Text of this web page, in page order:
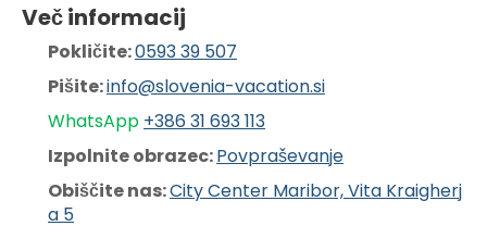
Več informacij
Pokličite: 0593 39 507
Pišite: info@slovenia-vacation.si
WhatsApp +386 31 693 113
Izpolnite obrazec: Povpraševanje
Obiščite nas: City Center Maribor, Vita Kraigherj
a 5